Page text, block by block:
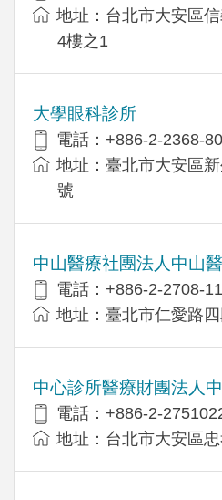
地址：台北市大安區信
4樓之1
大學眼科診所
電話：+886-2-2368-
地址：臺北市大安區
號
中山醫療社團法人中山
電話：+886-2-2708-
地址：臺北市仁愛路
中心診所醫療財團法人
電話：+886-2-
地址：台北市大安區